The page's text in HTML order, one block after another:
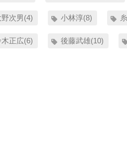
野次男(4) 小林淳(8)
木正広(6) 後藤武雄(10)